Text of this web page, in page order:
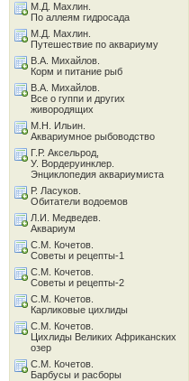
М.Д. Махлин.
По аллеям гидросада
М.Д. Махлин.
Путешествие по аквариуму
В.А. Михайлов.
Корм и питание рыб
В.А. Михайлов.
Все о гуппи и других
живородящих
М.Н. Ильин.
Аквариумное рыбоводство
Г.Р. Аксельрод,
У. Вордеруинклер.
Энциклопедия аквариумиста
Р. Ласуков.
Обитатели водоемов
Л.И. Медведев.
Аквариум
С.М. Кочетов.
Советы и рецепты-1
С.М. Кочетов.
Советы и рецепты-2
С.М. Кочетов.
Карликовые цихлиды
С.М. Кочетов.
Цихлиды Великих Африканских
озер
С.М. Кочетов.
Барбусы и расборы